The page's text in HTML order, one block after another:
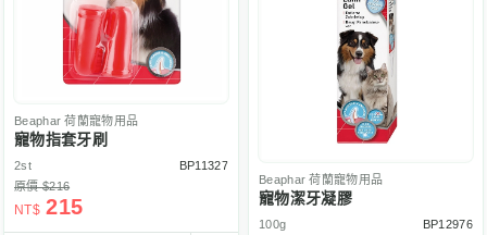
Beaphar 荷蘭寵物用品
寵物指套牙刷
2st
BP11327
原價 $216
NT$ 215
Beaphar 荷蘭寵物用品
寵物潔牙凝膠
100g
BP12976